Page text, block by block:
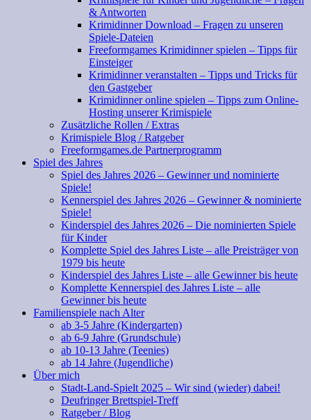
& Antworten
Krimidinner Download – Fragen zu unseren
Spiele-Dateien
Freeformgames Krimidinner spielen – Tipps für
Einsteiger
Krimidinner veranstalten – Tipps und Tricks für
den Gastgeber
Krimidinner online spielen – Tipps zum Online-
Hosting unserer Krimispiele
Zusätzliche Rollen / Extras
Krimispiele Blog / Ratgeber
Freeformgames.de Partnerprogramm
Spiel des Jahres
Spiel des Jahres 2026 – Gewinner und nominierte
Spiele!
Kennerspiel des Jahres 2026 – Gewinner & nominierte
Spiele!
Kinderspiel des Jahres 2026 – Die nominierten Spiele
für Kinder
Komplette Spiel des Jahres Liste – alle Preisträger von
1979 bis heute
Kinderspiel des Jahres Liste – alle Gewinner bis heute
Komplette Kennerspiel des Jahres Liste – alle
Gewinner bis heute
Familienspiele nach Alter
ab 3-5 Jahre (Kindergarten)
ab 6-9 Jahre (Grundschule)
ab 10-13 Jahre (Teenies)
ab 14 Jahre (Jugendliche)
Über mich
Stadt-Land-Spielt 2025 – Wir sind (wieder) dabei!
Deufringer Brettspiel-Treff
Ratgeber / Blog